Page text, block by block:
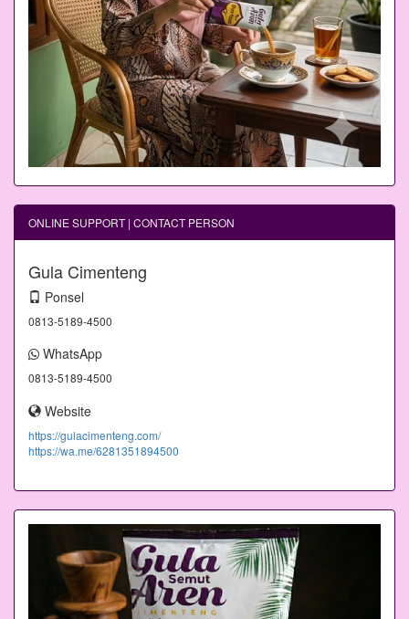
ONLINE SUPPORT | CONTACT PERSON
Gula Cimenteng
Ponsel
0813-5189-4500
WhatsApp
0813-5189-4500
Website
https://gulacimenteng.com/
https://wa.me/6281351894500